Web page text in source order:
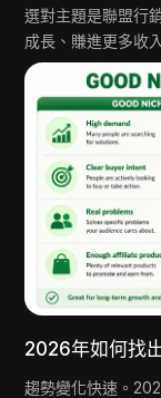
選對主題是聯盟行
成長、賺進更多收
2026年如何找
趨勢變化快速。